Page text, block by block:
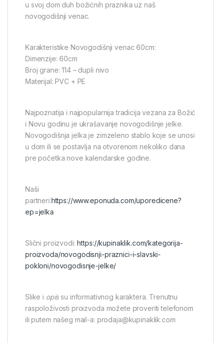
u svoj dom duh božićnih praznika uz naš
novogodišnji venac.
Karakteristike Novogodišnji venac 60cm:
Dimenzije: 60cm
Broj grane: 114 – dupli nivo
Materijal: PVC + PE
Najpoznatija i najpopularnija tradicija vezana za Božić
i Novu godinu je ukrašavanje novogodišnje jelke.
Novogodišnja jelka je zimzeleno stablo koje se unosi
u dom ili se postavlja na otvorenom nekoliko dana
pre početka nove kalendarske godine.
Naši
partneri:https://www.eponuda.com/uporedicene?
ep=jelka
Slični proizvodi:https://kupinaklik.com/kategorija-
proizvoda/novogodisnji-praznici-i-slavski-
pokloni/novogodisnje-jelke/
Slike i opissu informativnog karaktera. Trenutnu
raspoloživosti proizvoda možete proveriti telefonom
ili putem našeg mail-a: prodaja@kupinaklik.com